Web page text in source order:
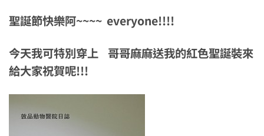
聖誕節快樂阿~~~~ everyone!!!!
今天我可特別穿上 哥哥麻麻送我的紅色聖誕裝來
給大家祝賀呢!!!